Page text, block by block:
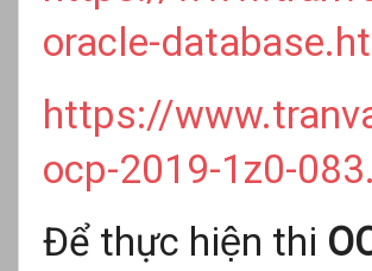
oracle-
https://
ocp-2019-1z0-
Để thực hiện thi